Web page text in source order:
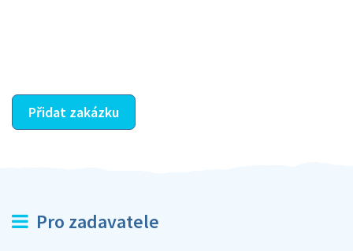
Přidat zakázku
Pro zadavatele